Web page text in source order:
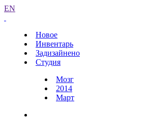
EN
Новое
Инвентарь
Задизайнено
Студия
Мозг
2014
Март